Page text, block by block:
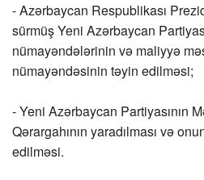
- Azərbaycan Respublikası
sürmüş Yeni Azərbaycan
nümayəndələrinin və maliyyə
nümayəndəsinin təyin edilməsi;
- Yeni Azərbaycan Partiyasının
Qərargahının yaradılması və
edilməsi.